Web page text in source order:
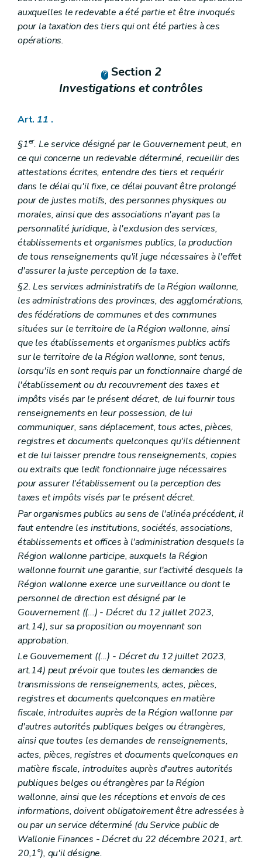
auxquelles le redevable a été partie et être invoqués
pour la taxation des tiers qui ont été parties à ces
opérations.
Section 2
Investigations et contrôles
Art. 11 .
§1er. Le service désigné par le Gouvernement peut, en
ce qui concerne un redevable déterminé, recueillir des
attestations écrites, entendre des tiers et requérir
dans le délai qu'il fixe, ce délai pouvant être prolongé
pour de justes motifs, des personnes physiques ou
morales, ainsi que des associations n'ayant pas la
personnalité juridique, à l'exclusion des services,
établissements et organismes publics, la production
de tous renseignements qu'il juge nécessaires à l'effet
d'assurer la juste perception de la taxe.
§2. Les services administratifs de la Région wallonne,
les administrations des provinces, des agglomérations,
des fédérations de communes et des communes
situées sur le territoire de la Région wallonne, ainsi
que les établissements et organismes publics actifs
sur le territoire de la Région wallonne, sont tenus,
lorsqu'ils en sont requis par un fonctionnaire chargé de
l'établissement ou du recouvrement des taxes et
impôts visés par le présent décret, de lui fournir tous
renseignements en leur possession, de lui
communiquer, sans déplacement, tous actes, pièces,
registres et documents quelconques qu'ils détiennent
et de lui laisser prendre tous renseignements, copies
ou extraits que ledit fonctionnaire juge nécessaires
pour assurer l'établissement ou la perception des
taxes et impôts visés par le présent décret.
Par organismes publics au sens de l'alinéa précédent, il
faut entendre les institutions, sociétés, associations,
établissements et offices à l'administration desquels la
Région wallonne participe, auxquels la Région
wallonne fournit une garantie, sur l'activité desquels la
Région wallonne exerce une surveillance ou dont le
personnel de direction est désigné par le
Gouvernement ((...) - Décret du 12 juillet 2023,
art.14), sur sa proposition ou moyennant son
approbation.
Le Gouvernement ((...) - Décret du 12 juillet 2023,
art.14) peut prévoir que toutes les demandes de
transmissions de renseignements, actes, pièces,
registres et documents quelconques en matière
fiscale, introduites auprès de la Région wallonne par
d'autres autorités publiques belges ou étrangères,
ainsi que toutes les demandes de renseignements,
actes, pièces, registres et documents quelconques en
matière fiscale, introduites auprès d'autres autorités
publiques belges ou étrangères par la Région
wallonne, ainsi que les réceptions et envois de ces
informations, doivent obligatoirement être adressées à
ou par un service déterminé (du Service public de
Wallonie Finances - Décret du 22 décembre 2021, art.
20,1°), qu'il désigne.